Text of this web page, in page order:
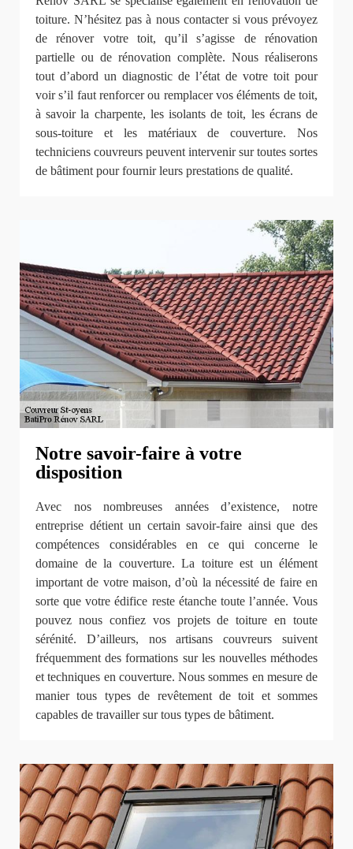
toiture. N’hésitez pas à nous contacter si vous prévoyez
de rénover votre toit, qu’il s’agisse de rénovation
partielle ou de rénovation complète. Nous réaliserons
tout d’abord un diagnostic de l’état de votre toit pour
voir s’il faut renforcer ou remplacer vos éléments de toit,
à savoir la charpente, les isolants de toit, les écrans de
sous-toiture et les matériaux de couverture. Nos
techniciens couvreurs peuvent intervenir sur toutes sortes
de bâtiment pour fournir leurs prestations de qualité.
Notre savoir-faire à votre
disposition
Avec nos nombreuses années d’existence, notre
entreprise détient un certain savoir-faire ainsi que des
compétences considérables en ce qui concerne le
domaine de la couverture. La toiture est un élément
important de votre maison, d’où la nécessité de faire en
sorte que votre édifice reste étanche toute l’année. Vous
pouvez nous confiez vos projets de toiture en toute
sérénité. D’ailleurs, nos artisans couvreurs suivent
fréquemment des formations sur les nouvelles méthodes
et techniques en couverture. Nous sommes en mesure de
manier tous types de revêtement de toit et sommes
capables de travailler sur tous types de bâtiment.